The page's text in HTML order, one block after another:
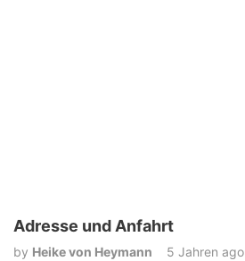
Adresse und Anfahrt
by Heike von Heymann 5 Jahren ago